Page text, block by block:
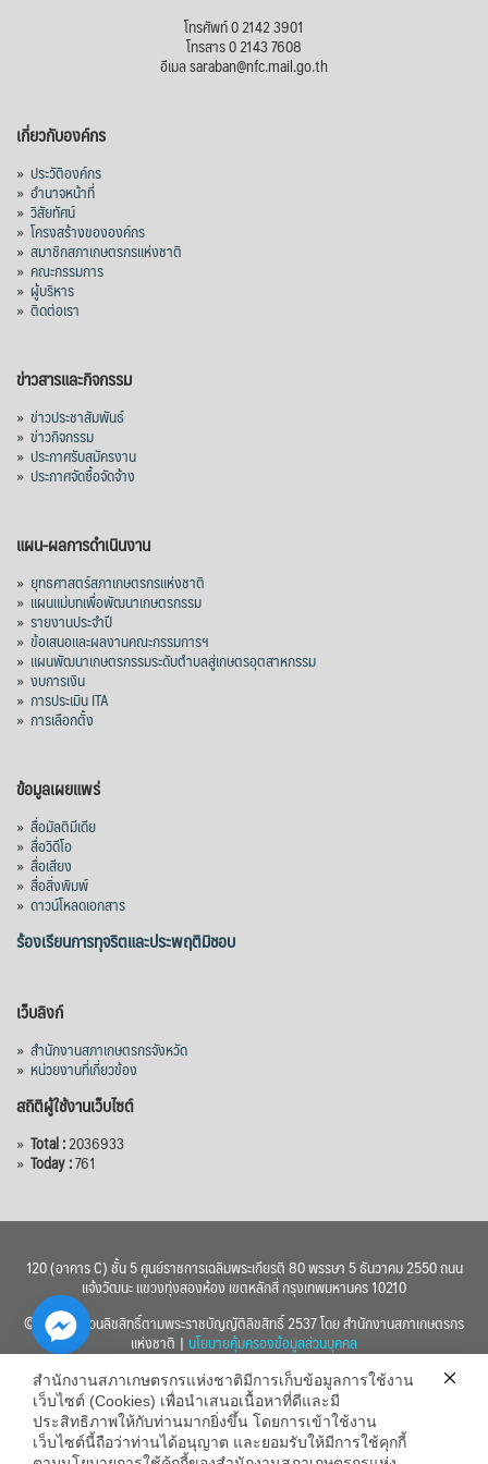
โทรศัพท์ 0 2142 3901
โทรสาร 0 2143 7608
อีเมล saraban@nfc.mail.go.th
เกี่ยวกับองค์กร
» ประวัติองค์กร
» อำนาจหน้าที่
» วิสัยทัศน์
» โครงสร้างขององค์กร
» สมาชิกสภาเกษตรกรแห่งชาติ
» คณะกรรมการ
» ผู้บริหาร
» ติดต่อเรา
ข่าวสารและกิจกรรม
» ข่าวประชาสัมพันธ์
» ข่าวกิจกรรม
» ประกาศรับสมัครงาน
» ประกาศจัดซื้อจัดจ้าง
แผน-ผลการดำเนินงาน
» ยุทธศาสตร์สภาเกษตรกรแห่งชาติ
» แผนแม่บทเพื่อพัฒนาเกษตรกรรม
» รายงานประจำปี
» ข้อเสนอและผลงานคณะกรรมการฯ
» แผนพัฒนาเกษตรกรรมระดับตำบลสู่เกษตรอุตสาหกรรม
» งบการเงิน
» การประเมิน ITA
» การเลือกตั้ง
ข้อมูลเผยแพร่
» สื่อมัลติมีเดีย
» สื่อวิดีโอ
» สื่อเสียง
» สื่อสิ่งพิมพ์
» ดาวน์โหลดเอกสาร
ร้องเรียนการทุจริตและประพฤติมิชอบ
เว็บลิงก์
» สำนักงานสภาเกษตรกรจังหวัด
» หน่วยงานที่เกี่ยวข้อง
สถิติผู้ใช้งานเว็บไซต์
» Total :2036933
» Today :761
120 (อาคาร C) ชั้น 5 ศูนย์ราชการเฉลิมพระเกียรติ 80 พรรษา 5 ธันวาคม 2550 ถนน
แจ้งวัฒนะ แขวงทุ่งสองห้อง เขตหลักสี่ กรุงเทพมหานคร 10210
© 2560 สงวนลิขสิทธิ์ตามพระราชบัญญัติลิขสิทธิ์ 2537 โดย สำนักงานสภาเกษตรกร
แห่งชาติ | นโยบายคุ้มครองข้อมูลส่วนบุคคล
สำนักงานสภาเกษตรกรแห่งชาติมีการเก็บข้อมูลการใช้งาน
เว็บไซต์ (Cookies) เพื่อนำเสนอเนื้อหาที่ดีและมี
ประสิทธิภาพให้กับท่านมากยิ่งขึ้น โดยการเข้าใช้งาน
เว็บไซต์นี้ถือว่าท่านได้อนุญาต และยอมรับให้มีการใช้คุกกี้